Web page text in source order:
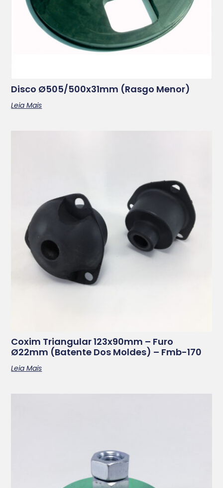
Disco Ø505/500x31mm (rasgo Menor)
Leia Mais
Coxim Triangular 123x90mm – Furo
Ø22mm (batente Dos Moldes) – Fmb-170
Leia Mais